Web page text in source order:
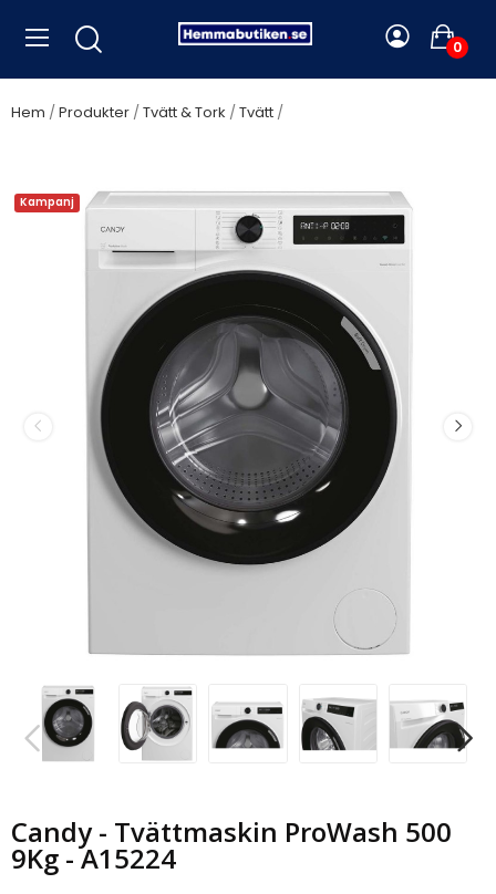
0
Hem Produkter Tvätt & Tork Tvätt
Kampanj
Candy - Tvättmaskin ProWash 500
9Kg - A15224